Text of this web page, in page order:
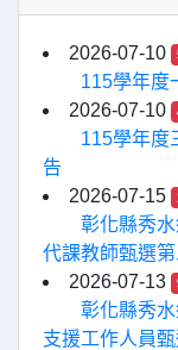
2026-07-10
115學年度
2026-07-10
115學年度
告
2026-07-15
彰化縣秀
代課教師甄選第
2026-07-13
彰化縣秀
支援工作人員